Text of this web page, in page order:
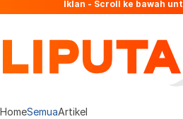
Iklan - Scroll ke bawah
HomeSemuaArtikel